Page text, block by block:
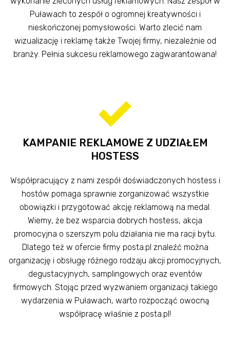
Puławach to zespół o ogromnej kreatywności i
nieskończonej pomysłowości. Warto zlecić nam
wizualizację i reklamę także Twojej firmy, niezależnie od
branży. Pełnia sukcesu reklamowego zagwarantowana!
KAMPANIE REKLAMOWE Z UDZIAŁEM
HOSTESS
Współpracujący z nami zespół doświadczonych hostess i
hostów pomaga sprawnie zorganizować wszystkie
obowiązki i przygotować akcję reklamową na medal.
Wiemy, że bez wsparcia dobrych hostess, akcja
promocyjna o szerszym polu działania nie ma racji bytu.
Dlatego też w ofercie firmy posta.pl znaleźć można
organizację i obsługę różnego rodzaju akcji promocyjnych,
degustacyjnych, samplingowych oraz eventów
firmowych. Stojąc przed wyzwaniem organizacji takiego
wydarzenia w Puławach, warto rozpocząć owocną
współpracę właśnie z posta.pl!